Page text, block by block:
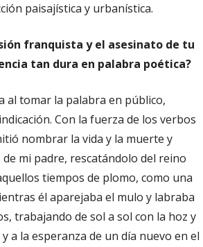
paisajística y urbanística.
franquista y el asesinato de tu
tan dura en palabra poética?
al tomar la palabra en público,
Con la fuerza de los verbos
nombrar la vida y la muerte y
mi padre, rescatándolo del reino
tiempos de plomo, como una
él aparejaba el mulo y labraba
trabajando de sol a sol con la hoz y
a la esperanza de un día nuevo en el